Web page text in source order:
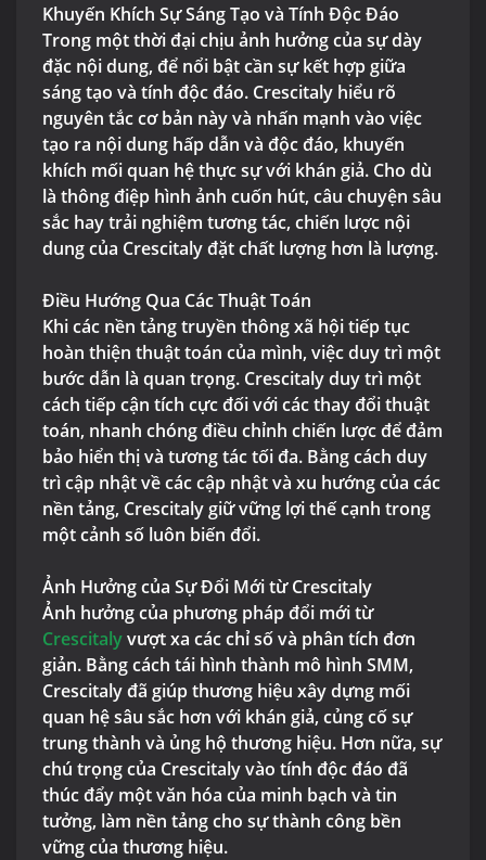
Khuyến Khích Sự Sáng Tạo và Tính Độc Đáo
Trong một thời đại chịu ảnh hưởng của sự dày
đặc nội dung, để nổi bật cần sự kết hợp giữa
sáng tạo và tính độc đáo. Crescitaly hiểu rõ
nguyên tắc cơ bản này và nhấn mạnh vào việc
tạo ra nội dung hấp dẫn và độc đáo, khuyến
khích mối quan hệ thực sự với khán giả. Cho dù
là thông điệp hình ảnh cuốn hút, câu chuyện sâu
sắc hay trải nghiệm tương tác, chiến lược nội
dung của Crescitaly đặt chất lượng hơn là lượng.
Điều Hướng Qua Các Thuật Toán
Khi các nền tảng truyền thông xã hội tiếp tục
hoàn thiện thuật toán của mình, việc duy trì một
bước dẫn là quan trọng. Crescitaly duy trì một
cách tiếp cận tích cực đối với các thay đổi thuật
toán, nhanh chóng điều chỉnh chiến lược để đảm
bảo hiển thị và tương tác tối đa. Bằng cách duy
trì cập nhật về các cập nhật và xu hướng của các
nền tảng, Crescitaly giữ vững lợi thế cạnh trong
một cảnh số luôn biến đổi.
Ảnh Hưởng của Sự Đổi Mới từ Crescitaly
Ảnh hưởng của phương pháp đổi mới từ
Crescitalyvượt xa các chỉ số và phân tích đơn
giản. Bằng cách tái hình thành mô hình SMM,
Crescitaly đã giúp thương hiệu xây dựng mối
quan hệ sâu sắc hơn với khán giả, củng cố sự
trung thành và ủng hộ thương hiệu. Hơn nữa, sự
chú trọng của Crescitaly vào tính độc đáo đã
thúc đẩy một văn hóa của minh bạch và tin
tưởng, làm nền tảng cho sự thành công bền
vững của thương hiệu.